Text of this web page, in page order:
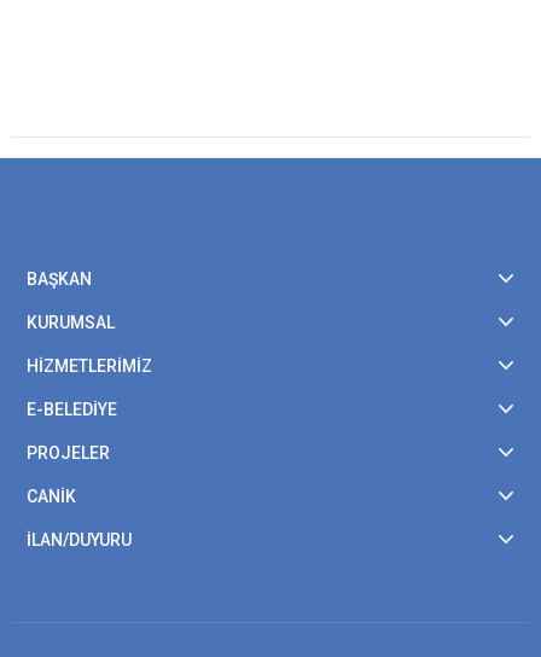
BAŞKAN
KURUMSAL
HİZMETLERİMİZ
E-BELEDİYE
PROJELER
CANİK
İLAN/DUYURU